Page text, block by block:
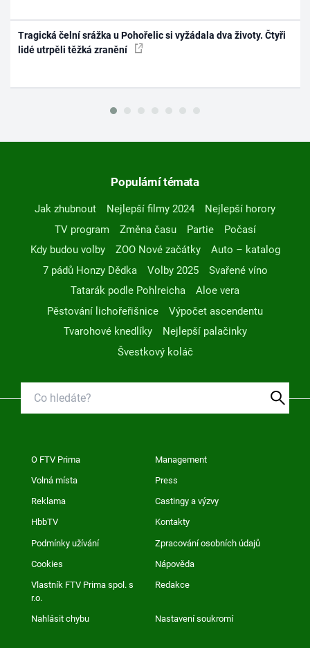
Tragická čelní srážka u Pohořelic si vyžádala dva životy. Čtyři
lidé utrpěli těžká zranění
Populární témata
Jak zhubnout Nejlepší filmy 2024
Nejlepší horory
TV program
Změna času Partie
Počasí
Kdy budou volby
ZOO Nové začátky
Auto – katalog
7 pádů Honzy Dědka
Volby 2025
Svařené víno
Tatarák podle Pohlreicha
Aloe vera
Pěstování lichořeřišnice
Výpočet ascendentu
Tvarohové knedlíky
Nejlepší palačinky
Švestkový koláč
O FTV Prima Management
Volná místa Press
Reklama Castingy a výzvy
HbbTV Kontakty
Podmínky užívání Zpracování osobních údajů
Cookies Nápověda
Vlastník FTV Prima spol. s
r.o.
Redakce
Nahlásit chybu Nastavení soukromí